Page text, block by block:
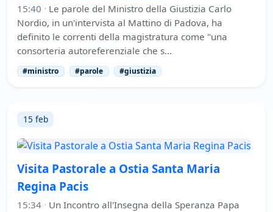
15:40 · Le parole del Ministro della Giustizia Carlo
Nordio, in un'intervista al Mattino di Padova, ha
definito le correnti della magistratura come "una
consorteria autoreferenziale che s…
#ministro #parole #giustizia
15 feb
Visita Pastorale a Ostia Santa Maria
Regina Pacis
15:34 · Un Incontro all'Insegna della Speranza Papa